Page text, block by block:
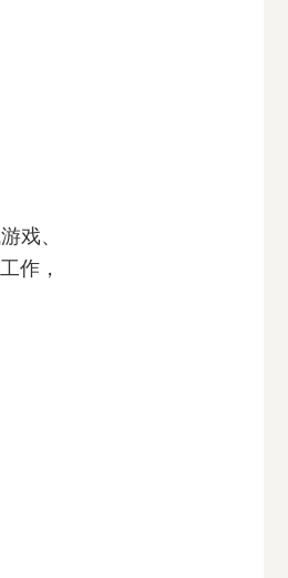
戏、
作，